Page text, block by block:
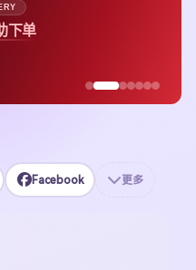
下单
Facebook 更多